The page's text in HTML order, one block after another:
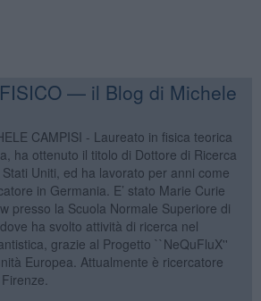
— il Blog di Michele
CAMPISI - Laureato in fisica teorica
ha ottenuto il titolo di Dottore di Ricerca
Stati Uniti, ed ha lavorato per anni come
in Germania. E’ stato Marie Curie
presso la Scuola Normale Superiore di
ha svolto attività di ricerca nel
grazie al Progetto ``NeQuFluX''
Europea. Attualmente è ricercatore